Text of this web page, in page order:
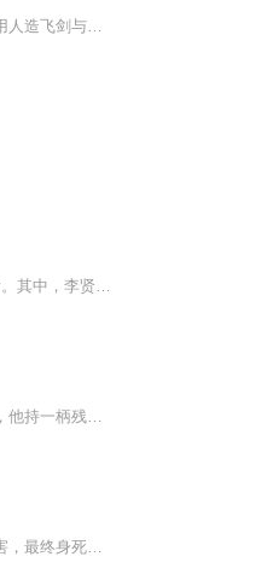
在科学的尽头，人类用技术重塑了古老时代的神秘学。新世界的练气士和刀客们游荡在都市与废墟中，用人造飞剑与核聚变金丹延续无尽的战争。 赛博剑仙铁雨
这是七雪的中篇言情小说。主人公“我‘李贤与雨涵的爱情故事贯穿全篇，历经曲折、生死磨难、忠贞不渝。其中，李贤与韩亚在大学的恋情，与被拐少女谭瑶的奇遇，遭到毒害失忆后与林忆忻的遭遇，在校园与夏梦夏雨的相伴。李贤的坎坷经历揭露了当代物欲横流社会的阴暗面，同时讴歌了真善美的时代主旋律...
父母双亡的李锐受尽本家欺凌，因身怀家族隐秘遭追杀，亡命天涯时偶得仙缘。在这弱肉强食的修真界，他持一柄残破断剑，闯秘境、破阴谋，与红颜穆婷婷共历生死。当魔族浩劫席卷天地，昔日的流浪少年剑指苍穹："以我凡骨，斩尽魑魅！"一段从蝼蚁到传奇的热血...
因身怀传说中的两卷古卷——无上剑身诀和太古剑纹录，剑修士界的第一剑神江傲枫遭到最好的兄弟陷害，最终身死。然而，他的神魂却附体到与他同名同姓，刚刚死去的少年身上。就此，凭借着无上剑身诀、太古剑纹录，江傲枫走上了一条崭新的剑修之路！